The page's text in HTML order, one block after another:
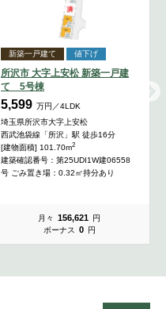
新築一戸建て 値下げ
所沢市 大字上安松 新築一戸建
て 5号棟
5,599 万円／4LDK
埼玉県所沢市大字上安松
西武池袋線「所沢」駅 徒歩16分
[建物面積] 101.70m2
建築確認番号：第25UDI1W建06558
号 ごみ置き場：0.32㎡持分あり
月々 156,621 円
ボーナス
0 円